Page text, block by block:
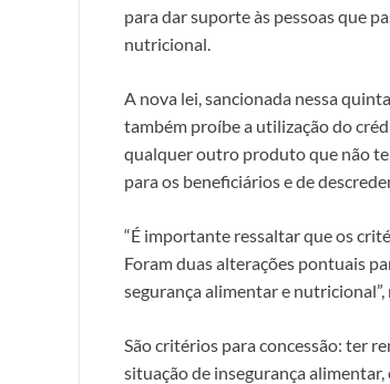
para dar suporte às pessoas que
nutricional.
A nova lei, sancionada nessa
também proíbe a utilização do
qualquer outro produto que não
para os beneficiários e de
“É importante ressaltar que os
Foram duas alterações pontuais
segurança alimentar e nutricional”,
São critérios para concessão: ter
situação de insegurança